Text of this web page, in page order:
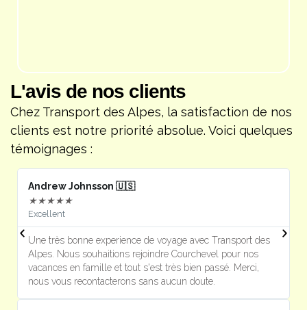
L'avis de nos clients
Chez Transport des Alpes, la satisfaction de nos
clients est notre priorité absolue. Voici quelques
témoignages :
Andrew Johnsson 🇺🇸
★★★★★
Excellent
Une très bonne experience de voyage avec Transport des
Alpes. Nous souhaitions rejoindre Courchevel pour nos
vacances en famille et tout s'est très bien passé. Merci,
nous vous recontacterons sans aucun doute.